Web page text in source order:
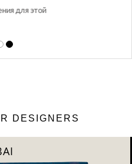
студий дизайна интерьера
DESIGNERS